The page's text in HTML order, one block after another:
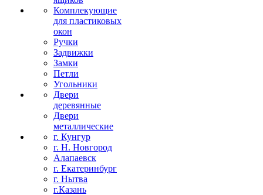
Комплекующие
для пластиковых
окон
Ручки
Задвижки
Замки
Петли
Угольники
Двери
деревянные
Двери
металлические
г. Кунгур
г. Н. Новгород
Алапаевск
г. Екатеринбург
г. Нытва
г.Казань